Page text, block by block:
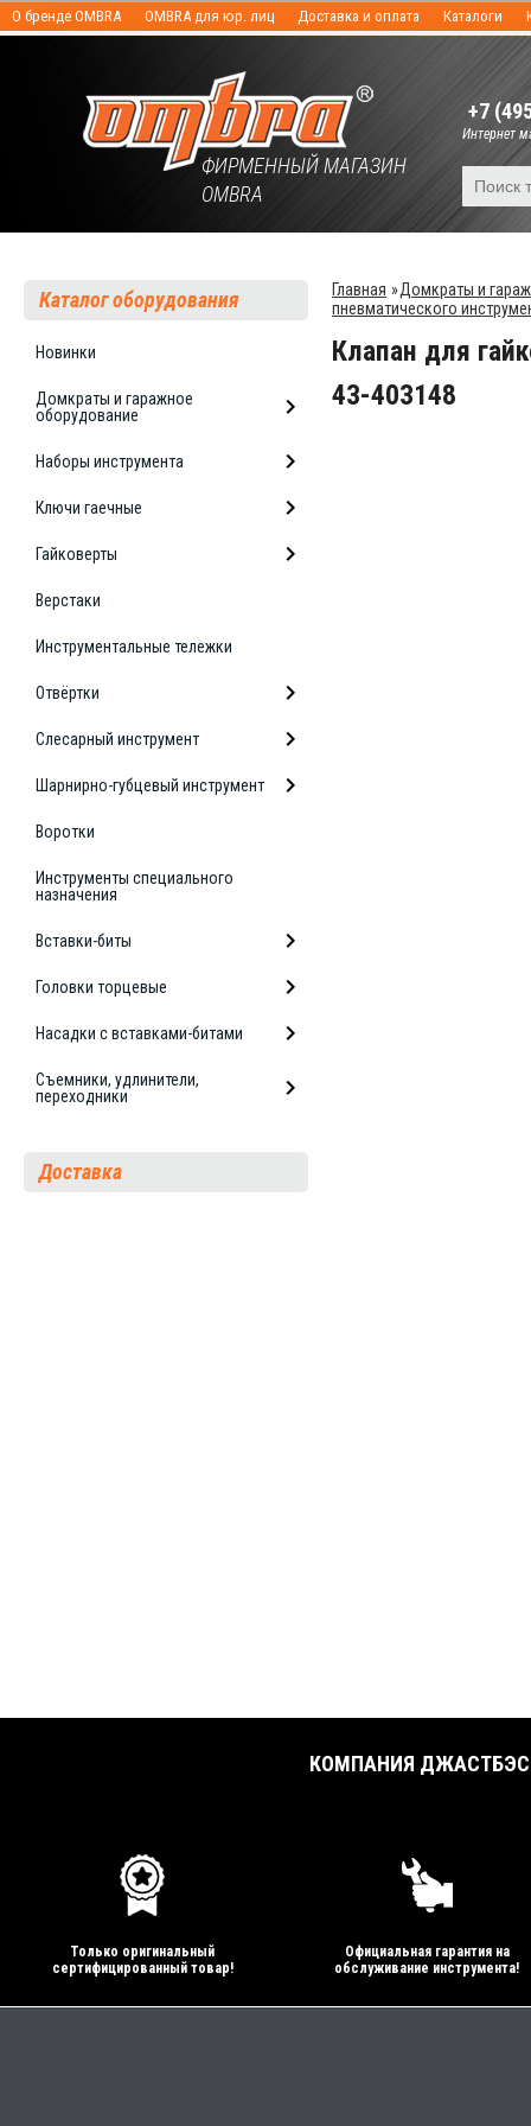
О бренде OMBRA OMBRA для юр. лиц Доставка и оплата Каталоги
ФИРМЕННЫЙ МАГАЗИН
OMBRA
+7
Интернет
Каталог оборудования
Новинки
Домкраты и гаражное
оборудование
Наборы инструмента
Ключи гаечные
Гайковерты
Верстаки
Инструментальные тележки
Отвёртки
Слесарный инструмент
Шарнирно-губцевый инструмент
Воротки
Инструменты специального
назначения
Вставки-биты
Головки торцевые
Насадки с вставками-битами
Съемники, удлинители,
переходники
Доставка
Главная »Домкраты и
пневматического
Клапан для
43-403148
КОМПАНИЯ
Только оригинальный
сертифицированный товар!
Официальная гарантия на
обслуживание инструмента!